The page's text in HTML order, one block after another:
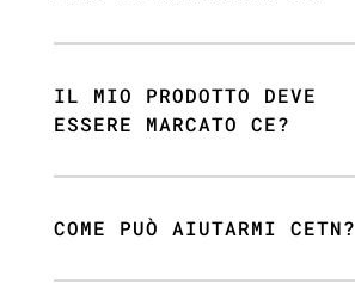
IL MIO PRODOTTO DEVE
ESSERE MARCATO CE?
COME PUÒ AIUTARMI CETN?